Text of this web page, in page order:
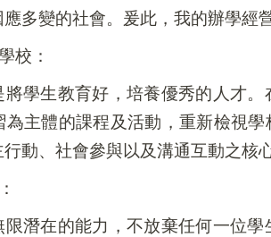
多變的社會。爰此，我的辦學經
校：
將學生教育好，培養優秀的人才
為主體的課程及活動，重新檢視
動、社會參與以及溝通互動之核
限潛在的能力，不放棄任何一位